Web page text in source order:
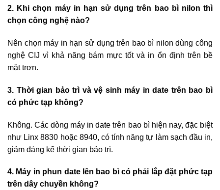
2. Khi chọn máy in hạn sử dụng trên bao bì nilon thì
chọn công nghệ nào?
Nên chọn máy in hạn sử dụng trên bao bì nilon dùng công
nghệ CIJ vì khả năng bám mực tốt và in ổn định trên bề
mặt trơn.
3. Thời gian bảo trì và vệ sinh máy in date trên bao bì
có phức tạp không?
Không. Các dòng máy in date trên bao bì hiện nay, đặc biệt
như Linx 8830 hoặc 8940, có tính năng tự làm sạch đầu in,
giảm đáng kể thời gian bảo trì.
4. Máy in phun date lên bao bì có phải lắp đặt phức tạp
trên dây chuyền không?